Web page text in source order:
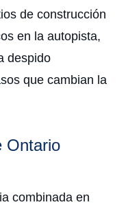
de construcción
en la autopista,
despido
que cambian la
Ontario
combinada en